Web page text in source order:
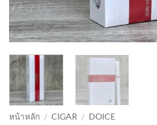
หน้าหลัก / CIGAR / DOICE